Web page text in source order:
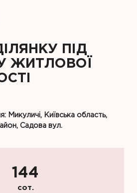
ПІД
ЖИТЛОВОЇ
Микуличі, Київська область,
Садова вул.
144
сот.